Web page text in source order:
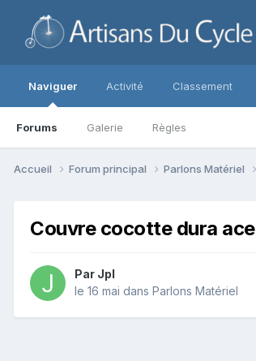
Naviguer
Forums Galerie Règles
Activité Classement
Accueil Forum principal Parlons Matériel
Couvre cocotte dura ace
Par Jpl
le 16 mai dans Parlons Matériel